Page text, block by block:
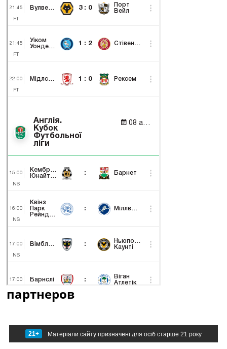
партнеров
21+ Матеріали сайту призначені для осіб старше 21 року